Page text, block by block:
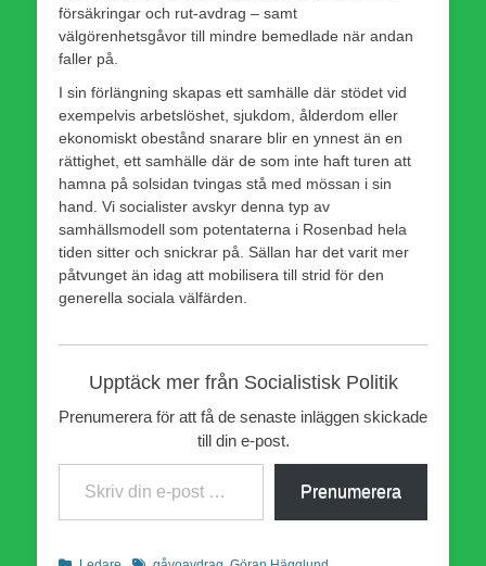
försäkringar och rut-avdrag – samt
välgörenhetsgåvor till mindre bemedlade när andan
faller på.
I sin förlängning skapas ett samhälle där stödet vid
exempelvis arbetslöshet, sjukdom, ålderdom eller
ekonomiskt obestånd snarare blir en ynnest än en
rättighet, ett samhälle där de som inte haft turen att
hamna på solsidan tvingas stå med mössan i sin
hand. Vi socialister avskyr denna typ av
samhällsmodell som potentaterna i Rosenbad hela
tiden sitter och snickrar på. Sällan har det varit mer
påtvunget än idag att mobilisera till strid för den
generella sociala välfärden.
Upptäck mer från Socialistisk Politik
Prenumerera för att få de senaste inläggen skickade
till din e-post.
Skriv din e-post …
Prenumerera